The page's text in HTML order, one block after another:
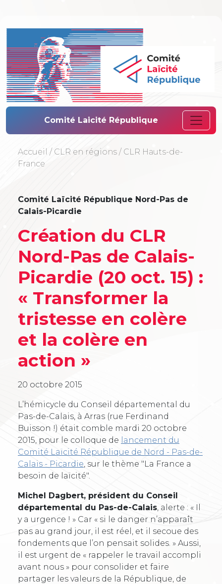
Comité Laïcité
Comité Laicité République
Accueil / CLR en régions / CLR Hauts-de-
France
Comité Laïcité République Nord-Pas de
Calais-Picardie
Création du CLR
Nord-Pas de Calais-
Picardie (20 oct. 15) :
« Transformer la
tristesse en colère
et la colère en
action »
20 octobre 2015
L’hémicycle du Conseil départemental du
Pas-de-Calais, à Arras (rue Ferdinand
Buisson !) était comble mardi 20 octobre
2015, pour le colloque de lancement du
Comité Laïcité République de Nord - Pas-de-
Calais - Picardie , sur le thème "La France a
besoin de laïcité".
Michel Dagbert, président du Conseil
départemental du Pas-de-Calais, alerte : « Il
y a urgence ! » Car « si le danger n’apparaît
pas au grand jour, il est réel, et il secoue des
fondements que l’on pensait solides. » Aussi,
il est urgent de « rappeler le travail accompli
avant nous » pour consolider et faire
partager les valeurs de la République, de